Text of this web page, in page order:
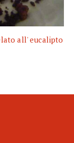
all' eucalipto